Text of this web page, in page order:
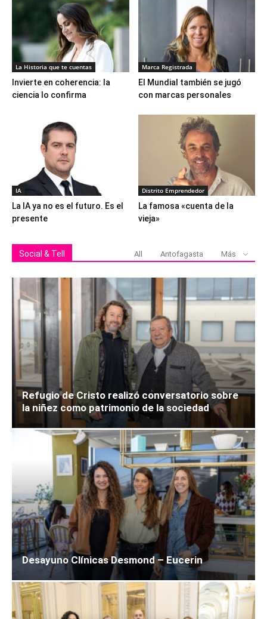
La Historia que te cuentas
Invierte en coherencia: la
ciencia lo confirma
Marca Registrada
El Mundial también se jugó
con marcas personales
IA
La IA ya no es el futuro. Es el
presente
Distrito Emprendedor
La famosa «cuenta de la
vieja»
Social & Tell All Antofagasta Más
Refugio de Cristo realizó conversatorio sobre
la niñez como patrimonio de la sociedad
Desayuno Clínicas Desmond – Eucerin